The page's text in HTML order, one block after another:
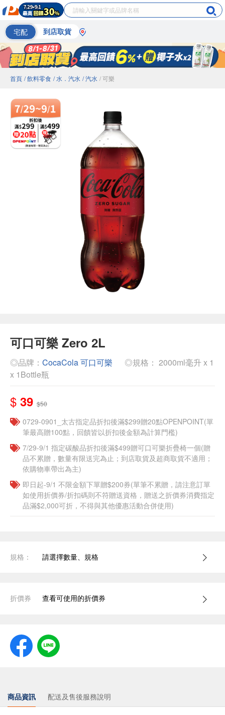
宅配 到店取貨
首頁 / 飲料零食 / 水．汽水 / 汽水 / 可樂
可口可樂 Zero 2L
◎品牌： CocaCola 可口可樂
◎規格： 2000ml毫升 x 1
x 1Bottle瓶
$ 39 $50
0729-0901_太古指定品折扣後滿$299贈20點OPENPOINT(單
筆最高贈100點，回饋皆以折扣後金額為計算門檻)
7/29-9/1 指定碳酸品折扣後滿$499贈可口可樂折疊椅一個(贈
品不累贈，數量有限送完為止；到店取貨及超商取貨不適用；
依購物車帶出為主)
即日起-9/1 不限金額下單贈$200券(單筆不累贈，請注意訂單
如使用折價券/折扣碼則不符贈送資格，贈送之折價券消費指定
品滿$2,000可折，不得與其他優惠活動合併使用)
規格： 請選擇數量、規格
折價券 查看可使用的折價券
商品資訊 配送及售後服務說明